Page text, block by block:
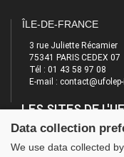
ÎLE-DE-FRANCE
3 rue Juliette Récamier
75341 PARIS CEDEX 07
Tél : 01 43 58 97 08
E-mail :
LES SITES DE
Guide Asso
Communication Asso
Data collection
We use data collected